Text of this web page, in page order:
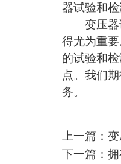
器试验和
变压器试
得尤为重
的试验和
点。我们
务。
上一篇：
下一篇：